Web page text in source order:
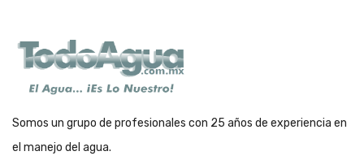
Somos un grupo de profesionales con 25 años de experiencia en
el manejo del agua.